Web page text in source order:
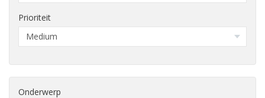
Prioriteit
Onderwerp